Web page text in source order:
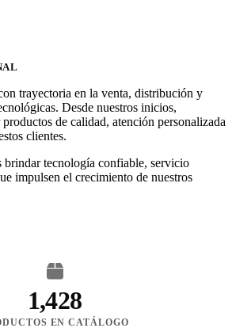
trayectoria en la venta, distribución y
Desde nuestros inicios,
de calidad, atención personalizada
clientes.
brindar tecnología confiable, servicio
impulsen el crecimiento de nuestros
1,428
EN CATÁLOGO